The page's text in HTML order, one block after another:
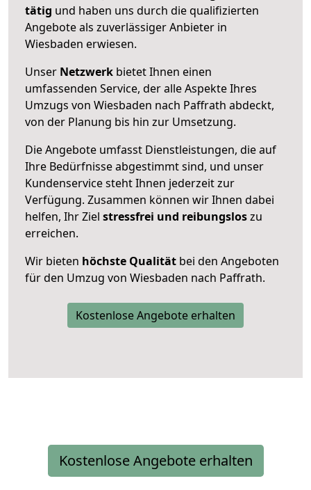
tätig und haben uns durch die qualifizierten
Angebote als zuverlässiger Anbieter in
Wiesbaden erwiesen.
Unser Netzwerk bietet Ihnen einen
umfassenden Service, der alle Aspekte Ihres
Umzugs von Wiesbaden nach Paffrath abdeckt,
von der Planung bis hin zur Umsetzung.
Die Angebote umfasst Dienstleistungen, die auf
Ihre Bedürfnisse abgestimmt sind, und unser
Kundenservice steht Ihnen jederzeit zur
Verfügung. Zusammen können wir Ihnen dabei
helfen, Ihr Ziel stressfrei und reibungsloszu
erreichen.
Wir bieten höchste Qualität bei den Angeboten
für den Umzug von Wiesbaden nach Paffrath.
Kostenlose Angebote erhalten
Kostenlose Angebote erhalten